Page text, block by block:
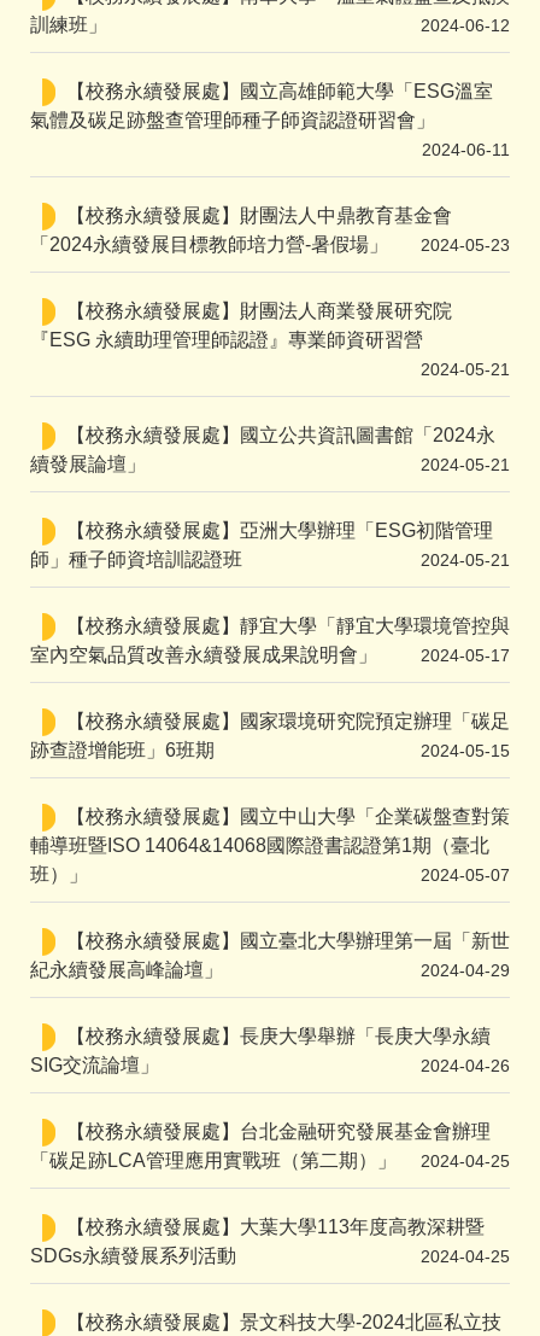
訓練班」
2024-06-12
【校務永續發展處】國立高雄師範大學「ESG溫室
氣體及碳足跡盤查管理師種子師資認證研習會」
2024-06-11
【校務永續發展處】財團法人中鼎教育基金會
「2024永續發展目標教師培力營-暑假場」
2024-05-23
【校務永續發展處】財團法人商業發展研究院
『ESG 永續助理管理師認證』專業師資研習營
2024-05-21
【校務永續發展處】國立公共資訊圖書館「2024永
續發展論壇」
2024-05-21
【校務永續發展處】亞洲大學辦理「ESG初階管理
師」種子師資培訓認證班
2024-05-21
【校務永續發展處】靜宜大學「靜宜大學環境管控與
室內空氣品質改善永續發展成果說明會」
2024-05-17
【校務永續發展處】國家環境研究院預定辦理「碳足
跡查證增能班」6班期
2024-05-15
【校務永續發展處】國立中山大學「企業碳盤查對策
輔導班暨ISO 14064&14068國際證書認證第1期（臺北
班）」
2024-05-07
【校務永續發展處】國立臺北大學辦理第一屆「新世
紀永續發展高峰論壇」
2024-04-29
【校務永續發展處】長庚大學舉辦「長庚大學永續
SIG交流論壇」
2024-04-26
【校務永續發展處】台北金融研究發展基金會辦理
「碳足跡LCA管理應用實戰班（第二期）」
2024-04-25
【校務永續發展處】大葉大學113年度高教深耕暨
SDGs永續發展系列活動
2024-04-25
【校務永續發展處】景文科技大學-2024北區私立技